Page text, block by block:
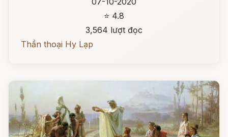
⭐ 4.8
3,564 lượt đọc
Thần thoại Hy Lạp